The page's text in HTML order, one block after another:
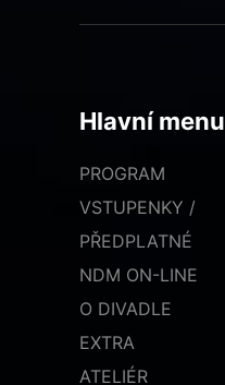
Hlavní menu
PROGRAM
VSTUPENKY /
PŘEDPLATNÉ
NDM ON-LINE
O DIVADLE
EXTRA
ATELIÉR